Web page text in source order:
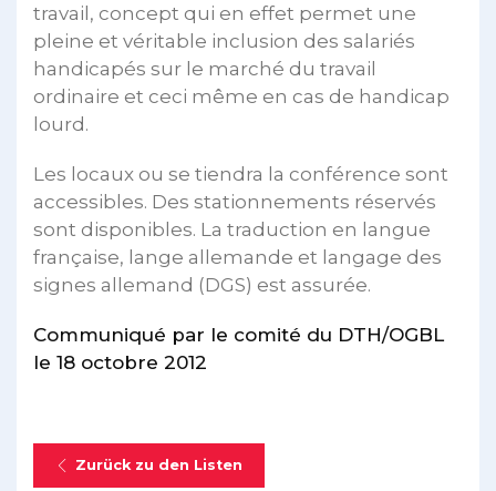
travail, concept qui en effet permet une
pleine et véritable inclusion des salariés
handicapés sur le marché du travail
ordinaire et ceci même en cas de handicap
lourd.
Les locaux ou se tiendra la conférence sont
accessibles. Des stationnements réservés
sont disponibles. La traduction en langue
française, lange allemande et langage des
signes allemand (DGS) est assurée.
Communiqué par le comité du DTH/OGBL
le 18 octobre 2012
Zurück zu den Listen